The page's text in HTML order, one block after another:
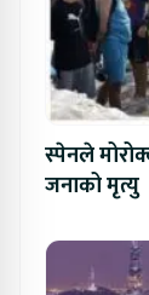
स्पेनले
जनाको मृत्यु